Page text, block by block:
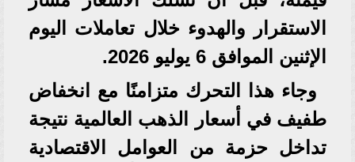
الاستقرار والهدوء خلال تعاملات اليوم
الإثنين الموافق 6 يوليو 2026.
وجاء هذا التحرك متزامنًا مع انخفاض
طفيف في أسعار الذهب العالمية نتيجة
تداخل حزمة من العوامل الاقتصادية